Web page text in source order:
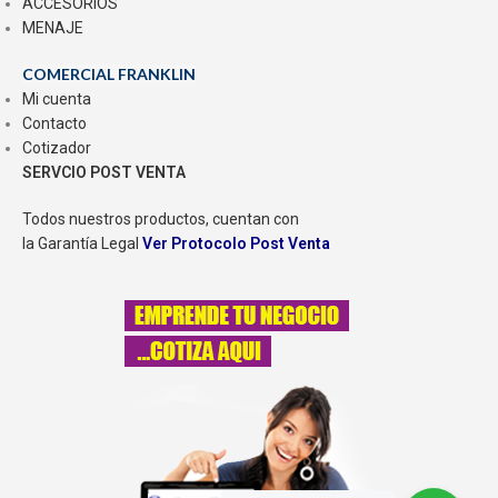
MENAJE
COMERCIAL FRANKLIN
Mi cuenta
Contacto
Cotizador
SERVCIO POST VENTA
Todos nuestros productos, cuentan con
la Garantía Legal Ver Protocolo Post Venta